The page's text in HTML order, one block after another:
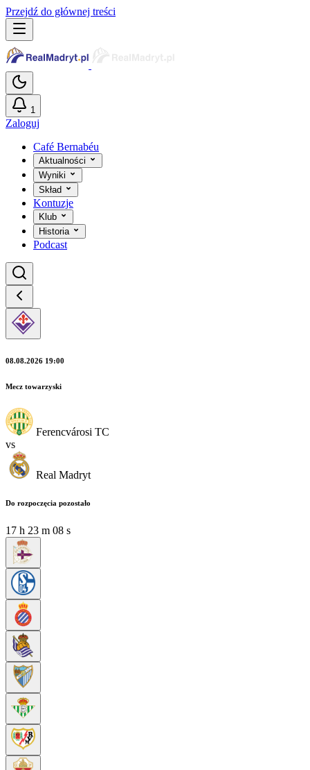
Przejdź do głównej treści
1
Zaloguj
Café Bernabéu
Aktualności
Wyniki
Skład
Kontuzje
Klub
Historia
Podcast
08.08.2026 19:00
Mecz towarzyski
Ferencvárosi TC
vs
Real Madryt
Do rozpoczęcia pozostało
17 h 23 m 08 s